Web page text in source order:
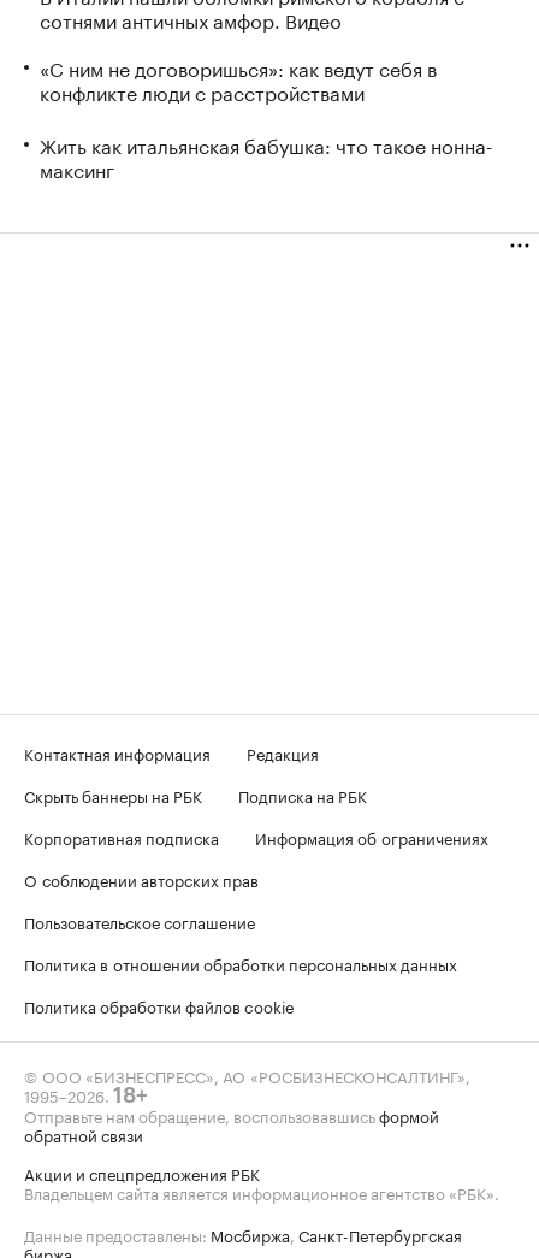
сотнями античных амфор. Видео
«С ним не договоришься»: как ведут себя в
конфликте люди с расстройствами
Жить как итальянская бабушка: что такое нонна-
максинг
Контактная информация
Редакция
Скрыть баннеры на РБК
Подписка на РБК
Корпоративная подписка
Информация об ограничениях
О соблюдении авторских прав
Пользовательское соглашение
Политика в отношении обработки персональных данных
Политика обработки файлов cookie
© ООО «БИЗНЕСПРЕСС», АО «РОСБИЗНЕСКОНСАЛТИНГ»,
1995–2026. 18+
Отправьте нам обращение, воспользовавшисьформой
обратной связи
Акции и спецпредложения РБК
Владельцем сайта является информационное агентство «РБК».
Данные предоставлены: Мосбиржа, Санкт-Петербургская